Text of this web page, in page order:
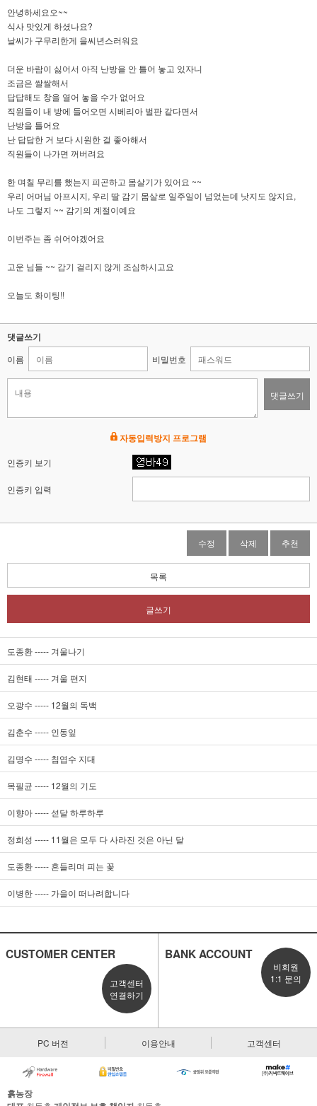
안녕하세요오~~
식사 맛있게 하셨나요?
날씨가 구무리한게 을씨년스러워요
더운 바람이 싫어서 아직 난방을 안 틀어 놓고 있자니
조금은 쌀쌀해서
답답해도 창을 열어 놓을 수가 없어요
직원들이 내 방에 들어오면 시베리아 벌판 같다면서
난방을 틀어요
난 답답한 거 보다 시원한 걸 좋아해서
직원들이 나가면 꺼버려요
한 며칠 무리를 했는지 피곤하고 몸살기가 있어요 ~~
우리 어머님 아프시지, 우리 딸 감기 몸살로 일주일이 넘었는데 낫지도 않지요,
나도 그렇지 ~~ 감기의 계절이예요
이번주는 좀 쉬어야겠어요
고운 님들 ~~ 감기 걸리지 않게 조심하시고요
오늘도 화이팅!!
댓글쓰기
이름 비밀번호
댓글쓰기
자동입력방지 프로그램
인증키 보기
인증키 입력
수정 삭제 추천
목록
글쓰기
도종환 ----- 겨울나기
김현태 ----- 겨울 편지
오광수 ----- 12월의 독백
김춘수 ----- 인동잎
김명수 ----- 침엽수 지대
목필균 ----- 12월의 기도
이향아 ----- 섣달 하루하루
정희성 ----- 11월은 모두 다 사라진 것은 아닌 달
도종환 ----- 흔들리며 피는 꽃
이병한 ----- 가을이 떠나려합니다
CUSTOMER CENTER
고객센터
연결하기
BANK ACCOUNT
비회원
1:1 문의
PC 버전 이용안내 고객센터
흙농장